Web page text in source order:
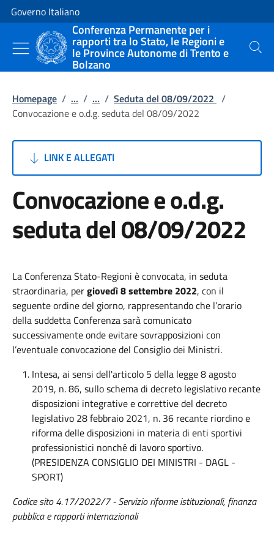
Vai al contenuto
Vai alla navigazione del sito
Governo Italiano
Conferenza Permanente per i
rapporti tra lo Stato, le Regioni e
le Province Autonome di Trento e
Bolzano
Cerca
Homepage / ... / ... / Seduta del 08/09/2022 /
Convocazione e o.d.g. seduta del 08/09/2022
LINK E ALLEGATI
Convocazione e o.d.g.
seduta del 08/09/2022
La Conferenza Stato-Regioni è convocata, in seduta
straordinaria, pergiovedì 8 settembre 2022, con il
seguente ordine del giorno, rappresentando che l’orario
della suddetta Conferenza sarà comunicato
successivamente onde evitare sovrapposizioni con
l’eventuale convocazione del Consiglio dei Ministri.
Intesa, ai sensi dell'articolo 5 della legge 8 agosto
2019, n. 86, sullo schema di decreto legislativo recante
disposizioni integrative e correttive del decreto
legislativo 28 febbraio 2021, n. 36 recante riordino e
riforma delle disposizioni in materia di enti sportivi
professionistici nonché di lavoro sportivo.
(PRESIDENZA CONSIGLIO DEI MINISTRI - DAGL -
SPORT)
Codice sito 4.17/2022/7 - Servizio riforme istituzionali, finanza
pubblica e rapporti internazionali